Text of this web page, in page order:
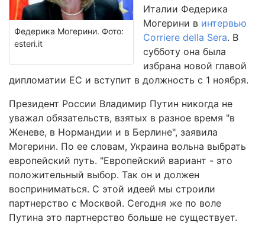
Федерика Могерини. Фото:
esteri.it
Италии Федерика
Могерини в интервью
Corriere della Sera. В
субботу она была
избрана новой главой
дипломатии ЕС и вступит в должность с 1 ноября.
Президент России Владимир Путин никогда не
уважал обязательств, взятых в разное время "в
Женеве, в Нормандии и в Берлине", заявила
Могерини. По ее словам, Украина вольна выбрать
европейский путь. "Европейский вариант - это
положительный выбор. Так он и должен
восприниматься. С этой идеей мы строили
партнерство с Москвой. Сегодня же по воле
Путина это партнерство больше не существует.